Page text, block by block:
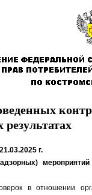
г.
мероприятий
в отношении